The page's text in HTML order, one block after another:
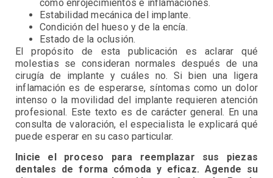
como enrojecimientos e inflamaciones.
Estabilidad mecánica del implante.
Condición del hueso y de la encía.
Estado de la oclusión.
El propósito de esta publicación es aclarar qué
molestias se consideran normales después de una
cirugía de implante y cuáles no. Si bien una ligera
inflamación es de esperarse, síntomas como un dolor
intenso o la movilidad del implante requieren atención
profesional. Este texto es de carácter general. En una
consulta de valoración, el especialista le explicará qué
puede esperar en su caso particular.
Inicie el proceso para reemplazar sus piezas
dentales de forma cómoda y eficaz. Agende su